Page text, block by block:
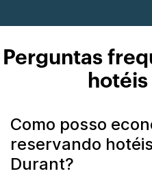
Perguntas
Como posso
reservando
Durant?